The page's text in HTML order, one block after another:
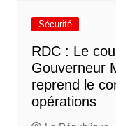
Sécurité
RDC : Le
Gouverneur
reprend le
opérations